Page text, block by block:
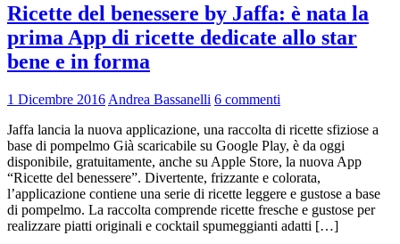
Ricette del benessere by Jaffa: è nata la
prima App di ricette dedicate allo star
bene e in forma
1 Dicembre 2016 Andrea Bassanelli 6 commenti
Jaffa lancia la nuova applicazione, una raccolta di ricette sfiziose a
base di pompelmo Già scaricabile su Google Play, è da oggi
disponibile, gratuitamente, anche su Apple Store, la nuova App
“Ricette del benessere”. Divertente, frizzante e colorata,
l’applicazione contiene una serie di ricette leggere e gustose a base
di pompelmo. La raccolta comprende ricette fresche e gustose per
realizzare piatti originali e cocktail spumeggianti adatti […]